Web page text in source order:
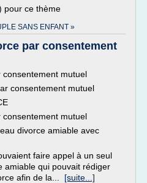
pour ce thème
SANS ENFANT »
par consentement
mutuel
consentement mutuel
mutuel
divorce amiable avec
faire appel à un seul
amiable qui pouvait rédiger
afin de la... [suite...]